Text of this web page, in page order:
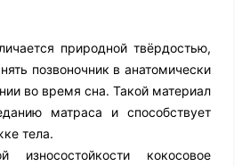
природной твёрдостью,
позвоночник в анатомически
во время сна. Такой материал
матраса и способствует
тела.
износостойкости кокосовое